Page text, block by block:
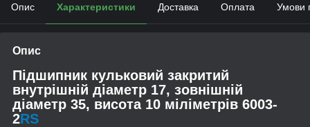
Опис Характеристики Доставка Оплата Умови
Опис
Підшипник кульковий закритий
внутрішній діаметр 17, зовнішній
діаметр 35, висота 10 міліметрів 6003-
2RS